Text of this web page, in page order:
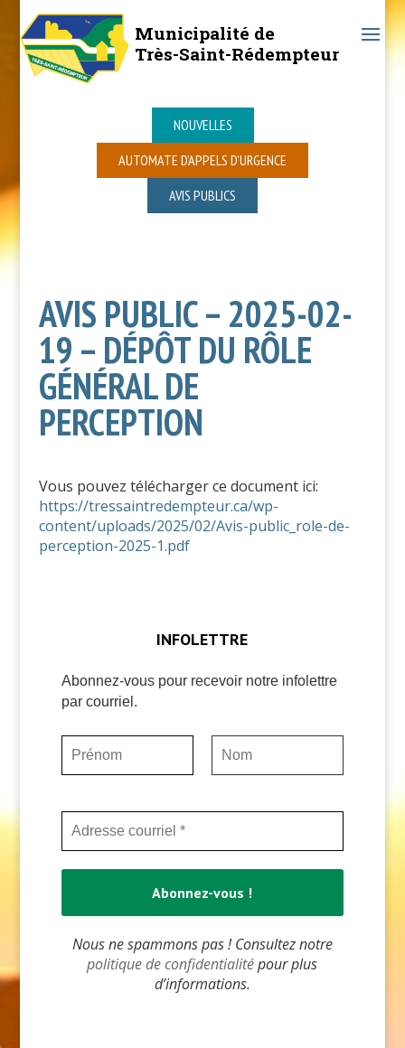
Municipalité de
Très-Saint-Rédempteur
NOUVELLES
AUTOMATE D’APPELS D’URGENCE
AVIS PUBLICS
AVIS PUBLIC – 2025-02-
19 – DÉPÔT DU RÔLE
GÉNÉRAL DE
PERCEPTION
Vous pouvez télécharger ce document ici:
https://tressaintredempteur.ca/wp-
content/uploads/2025/02/Avis-public_role-de-
perception-2025-1.pdf
INFOLETTRE
Abonnez-vous pour recevoir notre infolettre
par courriel.
Nous ne spammons pas ! Consultez notre
politique de confidentialitépour plus
d’informations.